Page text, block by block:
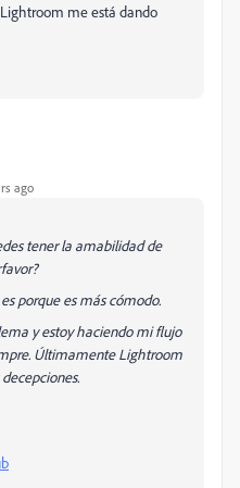
me está dando
ago
tener la amabilidad de
porque es más cómodo.
y estoy haciendo mi flujo
Últimamente Lightroom